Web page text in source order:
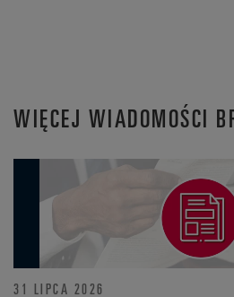
WIĘCEJ WIADOMOŚCI
31 LIPCA 2026